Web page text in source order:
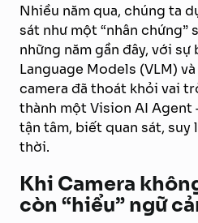
Nhiều năm qua, chúng ta
sát như một “nhân chứng”
những năm gần đây, với
Language Models (VLM)
camera đã thoát khỏi vai
thành một Vision AI Agent
tận tâm, biết quan sát, suy
thời.
Khi Camera
còn “hiểu” ngữ